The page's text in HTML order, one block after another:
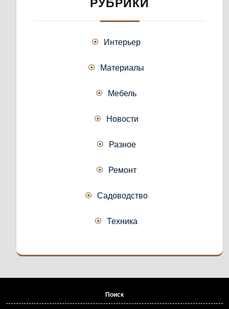
РУБРИКИ
Интерьер
Материалы
Мебель
Новости
Разное
Ремонт
Садоводство
Техника
Поиск